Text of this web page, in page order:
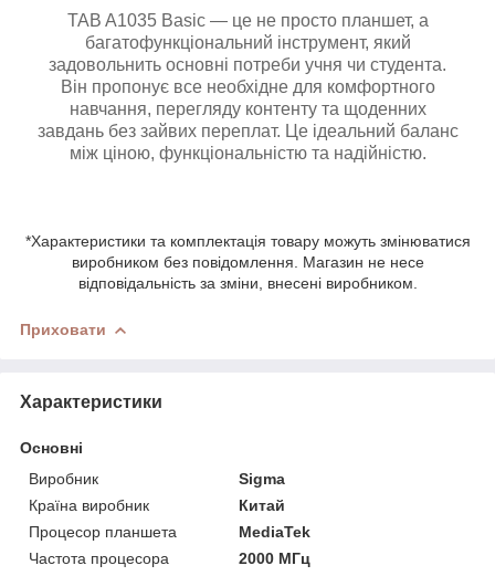
TAB A1035 Basic — це не просто планшет, а
багатофункціональний інструмент, який
задовольнить основні потреби учня чи студента.
Він пропонує все необхідне для комфортного
навчання, перегляду контенту та щоденних
завдань без зайвих переплат. Це ідеальний баланс
між ціною, функціональністю та надійністю.
*Характеристики та комплектація товару можуть змінюватися
виробником без повідомлення. Магазин не несе
відповідальність за зміни, внесені виробником.
Приховати
Характеристики
Основні
Виробник
Sigma
Країна виробник
Китай
Процесор планшета
MediaTek
Частота процесора
2000 МГц